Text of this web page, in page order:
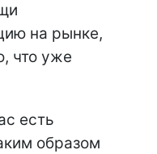
на рынке,
что уже
есть
образом